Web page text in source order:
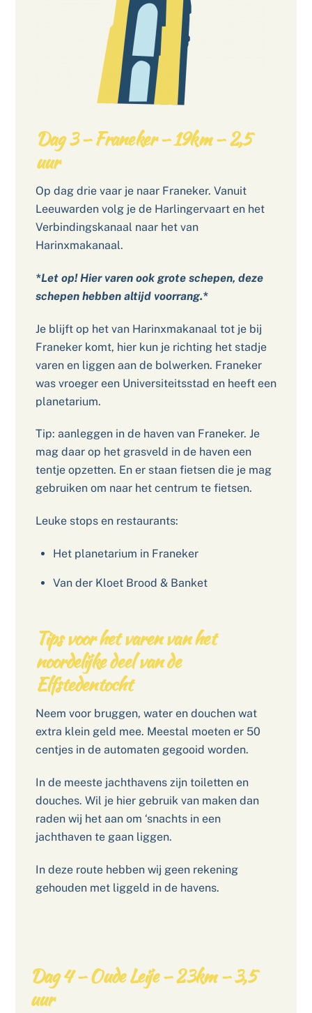
Dag 3 – Franeker – 19km – 2,5
uur
Op dag drie vaar je naar Franeker. Vanuit
Leeuwarden volg je de Harlingervaart en het
Verbindingskanaal naar het van
Harinxmakanaal.
*Let op! Hier varen ook grote schepen, deze
schepen hebben altijd voorrang.*
Je blijft op het van Harinxmakanaal tot je bij
Franeker komt, hier kun je richting het stadje
varen en liggen aan de bolwerken. Franeker
was vroeger een Universiteitsstad en heeft een
planetarium.
Tip: aanleggen in de haven van Franeker. Je
mag daar op het grasveld in de haven een
tentje opzetten. En er staan fietsen die je mag
gebruiken om naar het centrum te fietsen.
Leuke stops en restaurants:
Het planetarium in Franeker
Van der Kloet Brood & Banket
Tips voor het varen van het
noordelijke deel van de
Elfstedentocht
Neem voor bruggen, water en douchen wat
extra klein geld mee. Meestal moeten er 50
centjes in de automaten gegooid worden.
In de meeste jachthavens zijn toiletten en
douches. Wil je hier gebruik van maken dan
raden wij het aan om ‘snachts in een
jachthaven te gaan liggen.
In deze route hebben wij geen rekening
gehouden met liggeld in de havens.
Dag 4 – Oude Leije – 23km – 3,5
uur